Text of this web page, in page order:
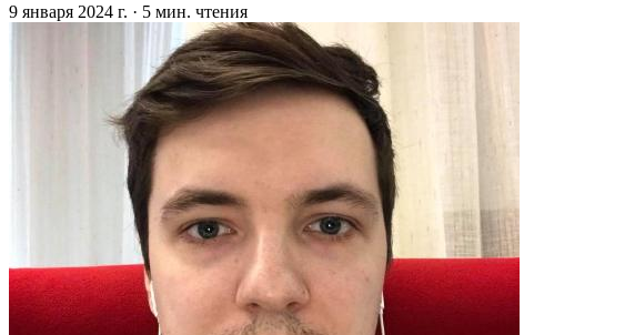
9 января 2024 г. · 5 мин. чтения